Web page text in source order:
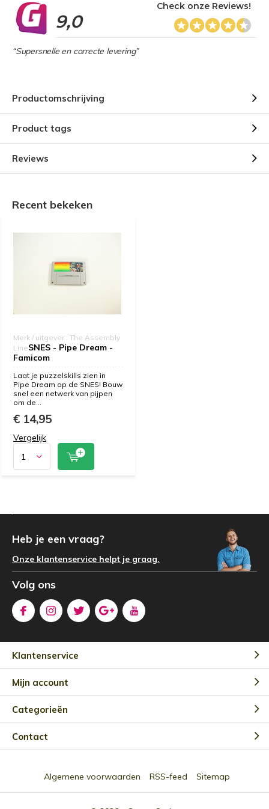
9,0
Check onze Reviews!
“Supersnelle en correcte levering”
Productomschrijving
Product tags
Reviews
Recent bekeken
Merk / uitgever : The Assembly
LineSNES - Pipe Dream -
Famicom
Laat je puzzelskills zien in
Pipe Dream op de SNES! Bouw
snel een netwerk van pijpen
om de...
€ 14,95
Vergelijk
Heb je een vraag?
Onze klantenservice helpt je graag.
Volg ons
Klantenservice
Mijn account
Categorieën
Contact
Algemene voorwaarden RSS-feed Sitemap